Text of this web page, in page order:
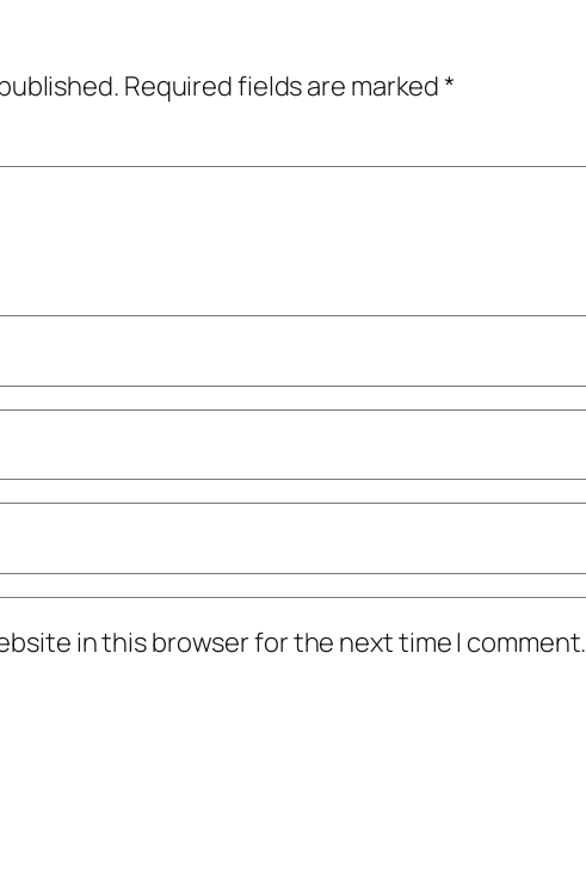
Required fields are marked*
in this browser for the next time I comment.